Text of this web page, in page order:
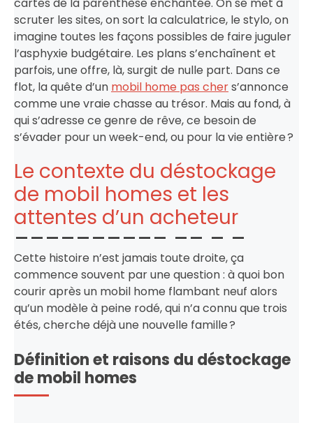
scruter les sites, on sort la calculatrice, le stylo, on
imagine toutes les façons possibles de faire juguler
l’asphyxie budgétaire. Les plans s’enchaînent et
parfois, une offre, là, surgit de nulle part. Dans ce
flot, la quête d’un mobil home pas chers’annonce
comme une vraie chasse au trésor. Mais au fond, à
qui s’adresse ce genre de rêve, ce besoin de
s’évader pour un week-end, ou pour la vie entière ?
Le contexte du déstockage
de mobil homes et les
attentes d’un acheteur
Cette histoire n’est jamais toute droite, ça
commence souvent par une question : à quoi bon
courir après un mobil home flambant neuf alors
qu’un modèle à peine rodé, qui n’a connu que trois
étés, cherche déjà une nouvelle famille ?
Définition et raisons du déstockage
de mobil homes